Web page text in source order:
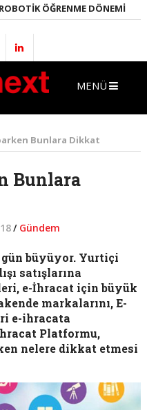
ÖĞRENME DÖNEMI
MENÜ
Bunlara Dikkat
Bunlara
/ Gündem
gün büyüyor. Yurtiçi
satışlarına
e-İhracat için büyük
markalarını, E-
e-ihracata
Platformu,
nelere dikkat etmesi